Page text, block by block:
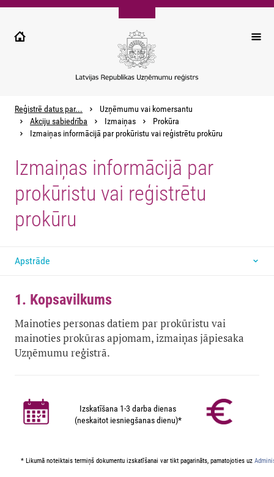
Pārlekt
galveno
Reģistrē datus par...
Uzņēmumu vai komersantu
Akciju sabiedrība
Izmaiņas
Prokūra
Izmaiņas informācijā par prokūristu vai reģistrētu prokūru
Izmaiņas informācijā par
prokūristu vai reģistrētu
prokūru
Apstrāde
1. Kopsavilkums
Mainoties personas datiem par prokūristu vai
mainoties prokūras apjomam, izmaiņas jāpiesaka
Uzņēmumu reģistrā.
Izskatīšana 1-3 darba dienas
(neskaitot iesniegšanas dienu)*
* Likumā noteiktais termiņš dokumentu izskatīšanai var tikt pagarināts, pamatojoties uz